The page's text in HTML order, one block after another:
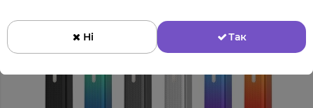
Ні Так